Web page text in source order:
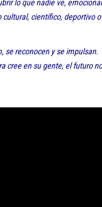
lo que nadie ve,
científico, deportivo
se reconocen y se impulsan.
cree en su gente, el futuro